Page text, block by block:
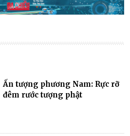
Ấn tượng phương Nam: Rực rỡ
đêm rước tượng phật